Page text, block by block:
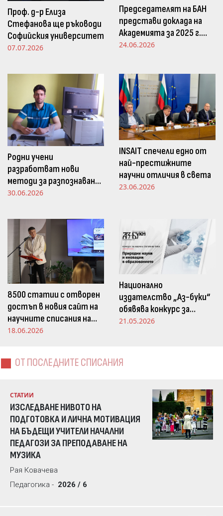
Проф. д-р Елиза
Стефанова ще ръководи
Софийския университет
07.07.2026
Председателят на БАН
представи доклада на
Академията за 2025 г.
пред Просветната
24.06.2026
Родни учени
разработват нови
методи за разпознаване
и следене на емоциите
погледа
30.06.2026
INSAIT спечели едно от
най-престижните
научни отличия в света
23.06.2026
8500 статии с отворен
достъп в новия сайт на
научните списания на
Издателство „Аз-буки“
18.06.2026
Национално
издателство „Аз-буки“
обявява конкурс за
научна статия на тема
образованието“
21.05.2026
ОТ ПОСЛЕДНИТЕ СПИСАНИЯ
СТАТИИ
ИЗСЛЕДВАНЕ НИВОТО НА
ПОДГОТОВКА И ЛИЧНА МОТИВАЦИЯ
НА БЪДЕЩИ УЧИТЕЛИ НАЧАЛНИ
ПЕДАГОЗИ ЗА ПРЕПОДАВАНЕ НА
МУЗИКА
Рая Ковачева
Педагогика - 2026 / 6